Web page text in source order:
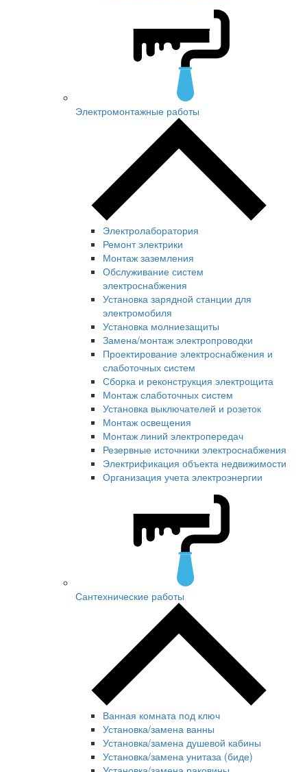
Электромонтажные работы
Электролаборатория
Ремонт электрики
Монтаж заземления
Обслуживание систем
электроснабжения
Установка зарядной станции для
электромобиля
Установка молниезащиты
Замена/монтаж электропроводки
Проектирование электроснабжения и
слаботочных систем
Сборка и реконструкция электрощита
Монтаж слаботочных систем
Установка выключателей и розеток
Монтаж освещения
Монтаж линий электропередач
Резервные источники электроснабжения
Электрификация объекта недвижимости
Организация учета электроэнергии
Сантехнические работы
Ванная комната под ключ
Установка/замена ванны
Установка/замена душевой кабины
Установка/замена унитаза (биде)